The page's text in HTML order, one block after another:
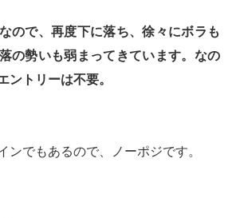
ので、再度下に落ち、徐々にボラも
の勢いも弱まってきています。なの
ントリーは不要。
ンでもあるので、ノーポジです。